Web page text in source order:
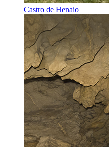
Castro de Henaio